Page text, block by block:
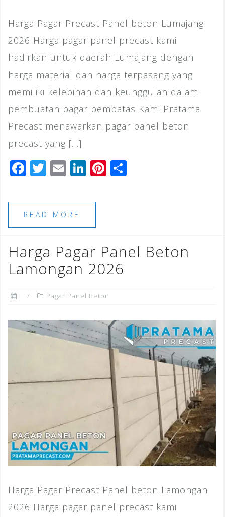
Harga Pagar Precast Panel beton Lumajang
2026 Harga pagar panel precast kami
hadirkan untuk daerah Lumajang dengan
harga material dan harga terpasang yang
memiliki kelebihan dan keunggulan dalam
pembuatan pagar pembatas Kami Pratama
Precast menawarkan pagar panel beton
precast yang […]
F
c
e
b
o
o
k
T
tt
e
r
E
ai
l
Li
k
dI
n
Pi
st
READ MORE
Harga Pagar Panel Beton
Lamongan 2026
Pagar Panel Beton
Harga Pagar Precast Panel beton Lamongan
2026 Harga pagar panel precast kami